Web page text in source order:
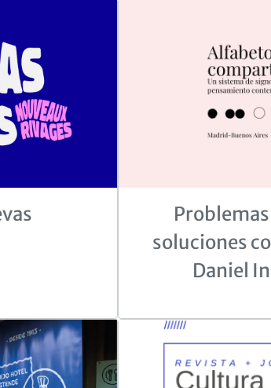
soluciones
Daniel